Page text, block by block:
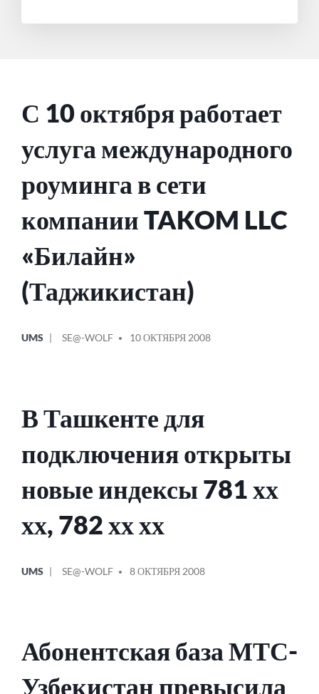
С 10 октября работает
услуга международного
роуминга в сети
компании TAKOM LLC
«Билайн»
(Таджикистан)
В
UMS
ОТ
SE@-WOLF 10 ОКТЯБРЯ 2008
В Ташкенте для
подключения открыты
новые индексы 781 хх
хх, 782 хх хх
В
UMS
ОТ
SE@-WOLF 8 ОКТЯБРЯ 2008
Абонентская база МТС-
Узбекистан превысила